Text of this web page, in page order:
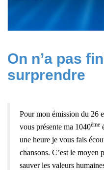
On n’a pas
surprendre
Pour mon émission du 26
vous présente ma 1040ème
une heure je vous fais
chansons. C’est le moyen
sauver les valeurs